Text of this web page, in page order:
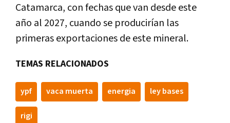
Catamarca, con fechas que van desde este
año al 2027, cuando se producirían las
primeras exportaciones de este mineral.
TEMAS RELACIONADOS
ypf vaca muerta energia ley bases
rigi